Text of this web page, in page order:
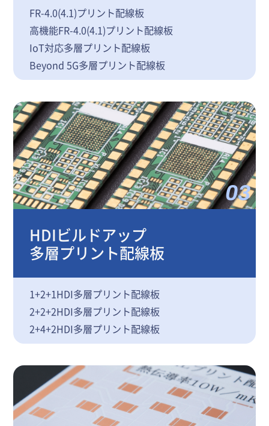
FR-4.0(4.1)プリント配線板
高機能FR-4.0(4.1)プリント配線板
IoT対応多層プリント配線板
Beyond 5G多層プリント配線板
03
HDIビルドアップ
多層プリント配線板
1+2+1HDI多層プリント配線板
2+2+2HDI多層プリント配線板
2+4+2HDI多層プリント配線板